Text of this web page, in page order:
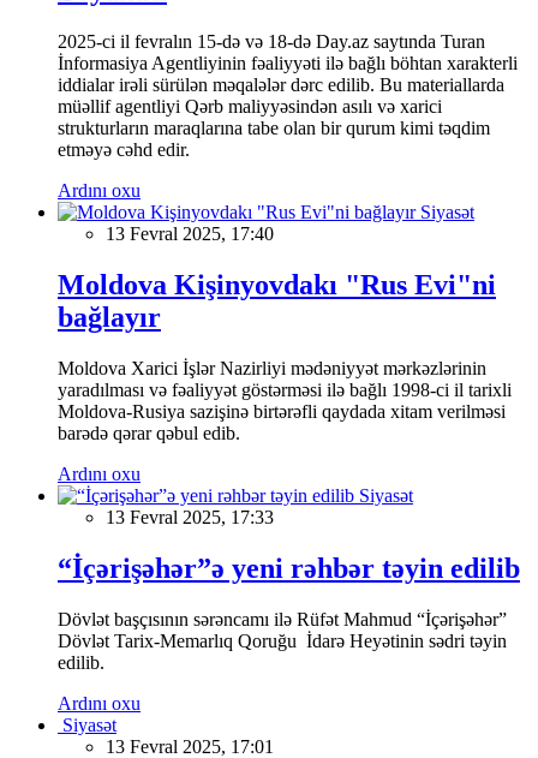
2025-ci il fevralın 15-də və 18-də Day.az saytında Turan
İnformasiya Agentliyinin fəaliyyəti ilə bağlı böhtan xarakterli
iddialar irəli sürülən məqalələr dərc edilib. Bu materiallarda
müəllif agentliyi Qərb maliyyəsindən asılı və xarici
strukturların maraqlarına tabe olan bir qurum kimi təqdim
etməyə cəhd edir.
Ardını oxu
Siyasət
13 Fevral 2025, 17:40
Moldova Kişinyovdakı "Rus Evi"ni
bağlayır
Moldova Xarici İşlər Nazirliyi mədəniyyət mərkəzlərinin
yaradılması və fəaliyyət göstərməsi ilə bağlı 1998-ci il tarixli
Moldova-Rusiya sazişinə birtərəfli qaydada xitam verilməsi
barədə qərar qəbul edib.
Ardını oxu
Siyasət
13 Fevral 2025, 17:33
“İçərişəhər”ə yeni rəhbər təyin edilib
Dövlət başçısının sərəncamı ilə Rüfət Mahmud “İçərişəhər”
Dövlət Tarix-Memarlıq Qoruğu İdarə Heyətinin sədri təyin
edilib.
Ardını oxu
Siyasət
13 Fevral 2025, 17:01